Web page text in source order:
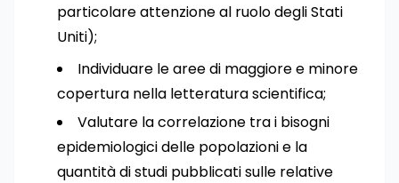
particolare attenzione al ruolo degli Stati
Uniti);
Individuare le aree di maggiore e minore
copertura nella letteratura scientifica;
Valutare la correlazione tra i bisogni
epidemiologici delle popolazioni e la
quantità di studi pubblicati sulle relative